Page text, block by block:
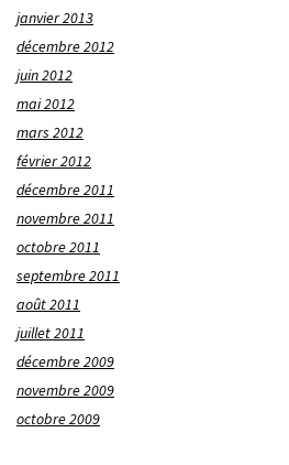
janvier 2013
décembre 2012
juin 2012
mai 2012
mars 2012
février 2012
décembre 2011
novembre 2011
octobre 2011
septembre 2011
août 2011
juillet 2011
décembre 2009
novembre 2009
octobre 2009